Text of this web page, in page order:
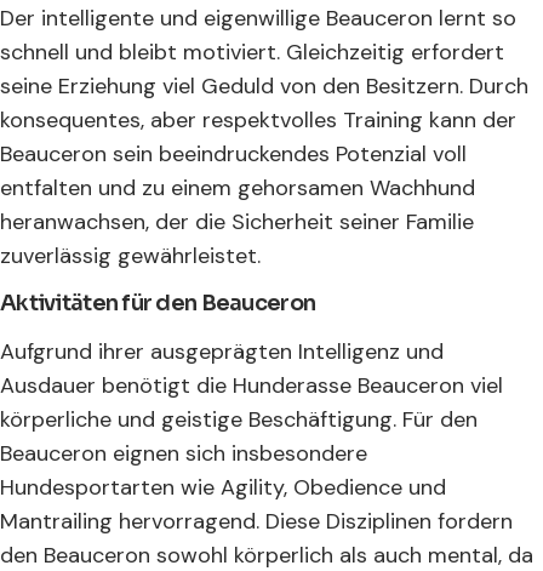
Der intelligente und eigenwillige Beauceron lernt so
schnell und bleibt motiviert. Gleichzeitig erfordert
seine Erziehung viel Geduld von den Besitzern. Durch
konsequentes, aber respektvolles Training kann der
Beauceron sein beeindruckendes Potenzial voll
entfalten und zu einem gehorsamen Wachhund
heranwachsen, der die Sicherheit seiner Familie
zuverlässig gewährleistet.
Aktivitäten für den Beauceron
Aufgrund ihrer ausgeprägten Intelligenz und
Ausdauer benötigt die Hunderasse Beauceron viel
körperliche und geistige Beschäftigung. Für den
Beauceron eignen sich insbesondere
Hundesportarten wie Agility, Obedience und
Mantrailing hervorragend. Diese Disziplinen fordern
den Beauceron sowohl körperlich als auch mental, da